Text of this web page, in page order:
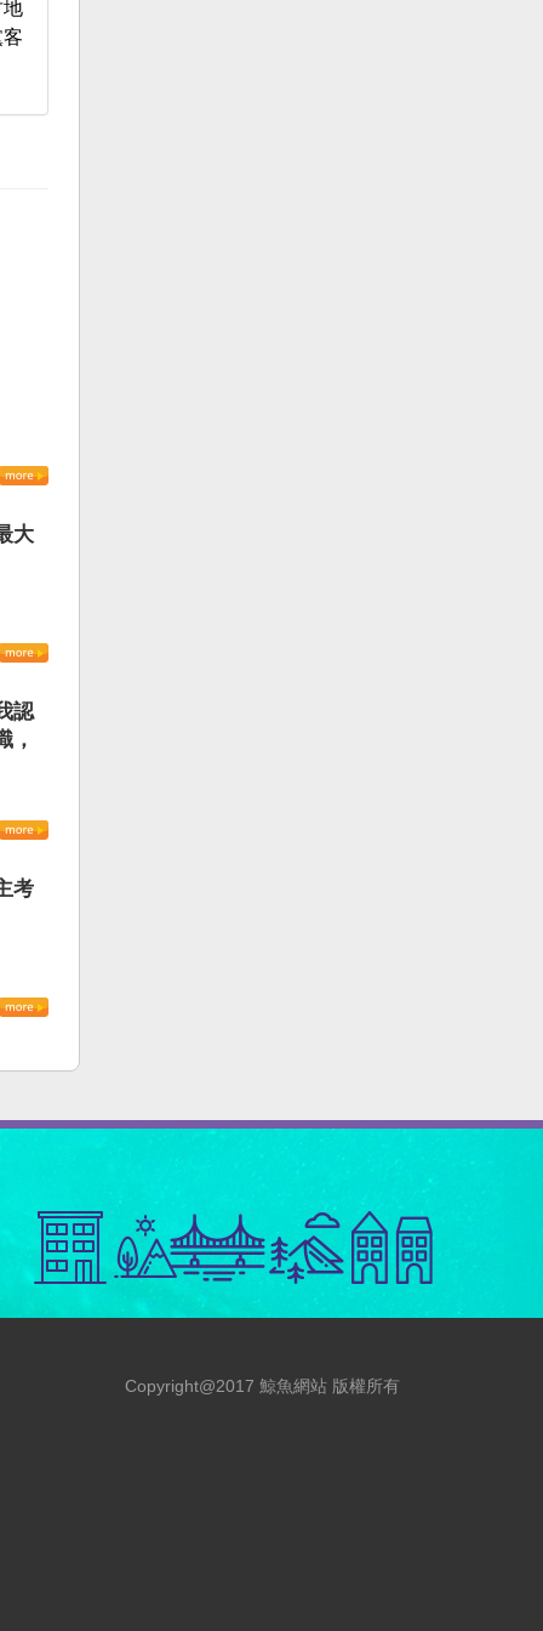
地
大
認
，
考
Copyright@2017 鯨魚網站 版權所有